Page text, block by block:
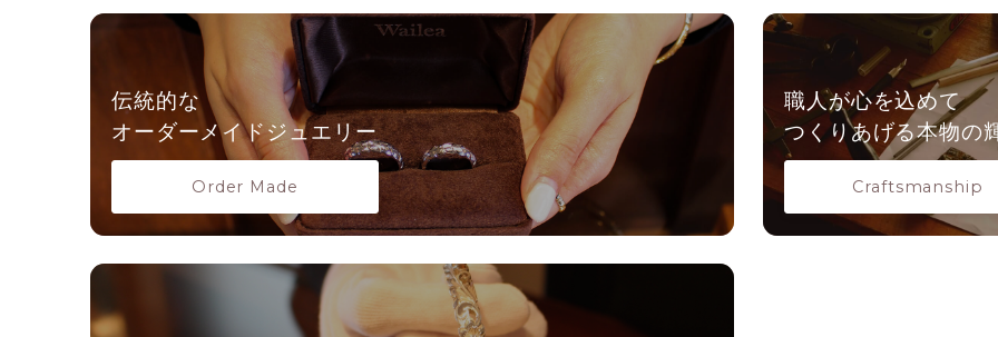
伝統的な
オーダーメイドジュエリー
Order Made
職人が心を込めて
つくりあげる本物の
Craftsmanship